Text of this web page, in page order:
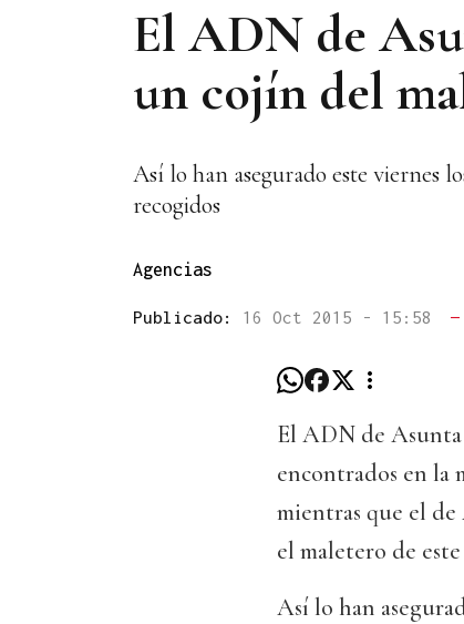
El ADN de
un cojín del
Así lo han asegurado este viernes
recogidos
Agencias
Publicado: 16 Oct 2015 - 15:58 —
El ADN de
encontrados en la
mientras que el
el maletero de
Así lo han